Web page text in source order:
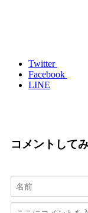
Twitter
Facebook
LINE
コメントして